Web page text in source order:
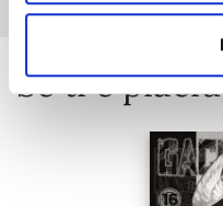
Se ti è